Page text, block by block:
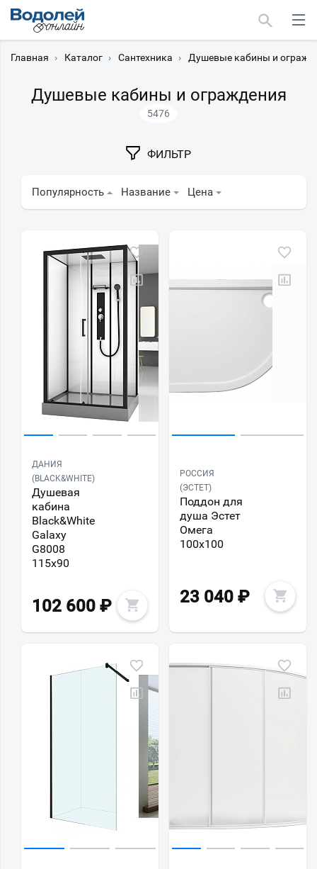
Главная › Каталог › Сантехника › Душевые кабины и
Душевые кабины и ограждения
5476
ФИЛЬТР
Популярность Название Цена
ДАНИЯ
(BLACK&WHITE)
Душевая
кабина
Black&White
Galaxy
G8008
115х90
102 600 ₽
РОССИЯ
(ЭСТЕТ)
Поддон для
душа Эстет
Омега
100x100
23 040 ₽